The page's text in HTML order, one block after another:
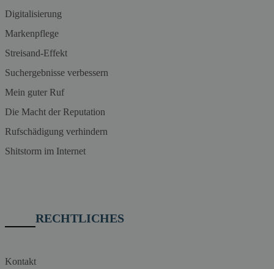
Digitalisierung
Markenpflege
Streisand-Effekt
Suchergebnisse verbessern
Mein guter Ruf
Die Macht der Reputation
Rufschädigung verhindern
Shitstorm im Internet
RECHTLICHES
Kontakt